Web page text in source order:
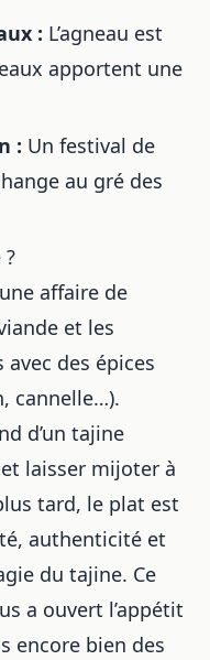
: L’agneau est
apportent une
: Un festival de
au gré des
affaire de
et les
avec des épices
cannelle…).
d’un tajine
laisser mijoter à
tard, le plat est
authenticité et
du tajine. Ce
a ouvert l’appétit
encore bien des